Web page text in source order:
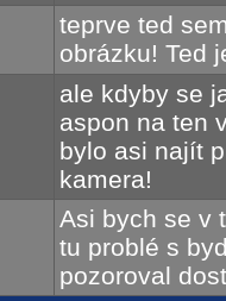
teprve ted
obrázku! Ted
ale kdyby se
aspon na ten
bylo asi najít
kamera!
Asi bych se v
tu problé s
pozoroval